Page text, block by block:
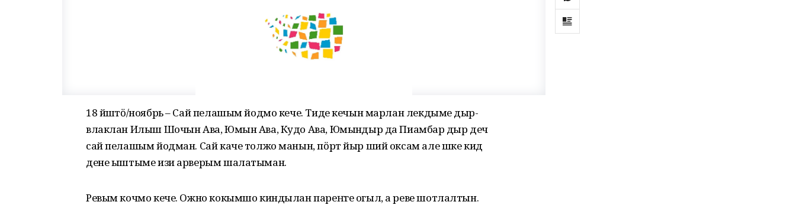
18 йӱштӧ/ноябрь – Сай пелашым йодмо кече. Тиде кечын марлан лекдыме ӱдыр-
влаклан Илыш Шочын Ава, Юмын Ава, Кудо Ава, Юмынӱдыр да Пиамбар ӱдыр деч
сай пелашым йодман. Сай каче толжо манын, пӧрт йыр ший оксам але шке кид
дене ыштыме изи арверым шалатыман.
Ревым кочмо кече. Ожно кокымшо киндылан пареҥге огыл, а реве шотлалтын.